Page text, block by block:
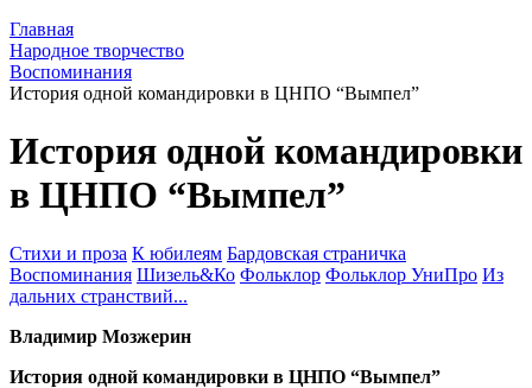
Главная
Народное творчество
Воспоминания
История одной командировки в ЦНПО “Вымпел”
История одной командировки
в ЦНПО “Вымпел”
Стихи и проза К юбилеям Бардовская страничка
Воспоминания Шизель&Ко Фольклор Фольклор УниПро Из
дальних странствий...
Владимир Мозжерин
История одной командировки в ЦНПО “Вымпел”